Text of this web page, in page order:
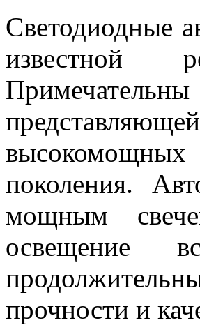
Светодиодные
известной
высокомощных
поколения.
мощным
освещение
прочности и